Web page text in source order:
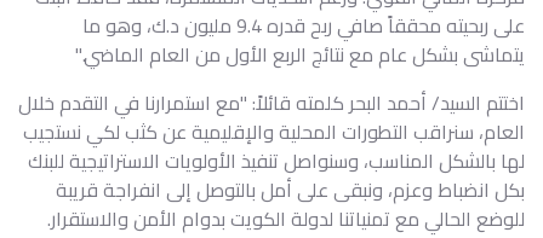
على ربحيته محققاً صافي ربح قدره 9.4 مليون د.ك، وهو ما
يتماشى بشكل عام مع نتائج الربع الأول من العام الماضي."
اختتم السيد/ أحمد البحر كلمته قائلاً: "مع استمرارنا في التقدم خلال
العام، سنراقب التطورات المحلية والإقليمية عن كثب لكي نستجيب
لها بالشكل المناسب، وسنواصل تنفيذ الأولويات الاستراتيجية للبنك
بكل انضباط وعزم، ونبقى على أمل بالتوصل إلى انفراجة قريبة
للوضع الحالي مع تمنياتنا لدولة الكويت بدوام الأمن والاستقرار.